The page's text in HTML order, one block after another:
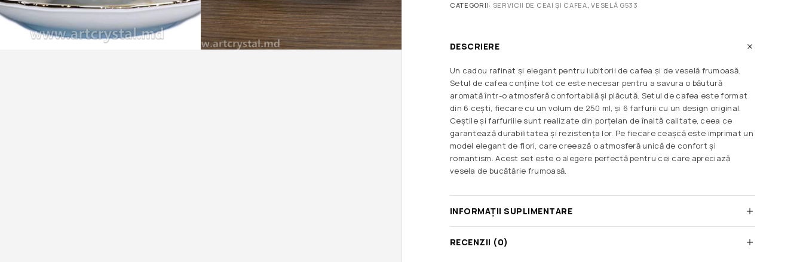
CATEGORII: SERVICII DE CEAI ȘI CAFEA,VESELĂ G533
DESCRIERE
Un cadou rafinat și elegant pentru iubitorii de cafea și de veselă frumoasă.
Setul de cafea conține tot ce este necesar pentru a savura o băutură
aromată într-o atmosferă confortabilă și plăcută. Setul de cafea este format
din 6 cești, fiecare cu un volum de 250 ml, și 6 farfurii cu un design original.
Ceștile și farfuriile sunt realizate din porțelan de înaltă calitate, ceea ce
garantează durabilitatea și rezistența lor. Pe fiecare ceașcă este imprimat un
model elegant de flori, care creează o atmosferă unică de confort și
romantism. Acest set este o alegere perfectă pentru cei care apreciază
vesela de bucătărie frumoasă.
INFORMAȚII SUPLIMENTARE
RECENZII (0)